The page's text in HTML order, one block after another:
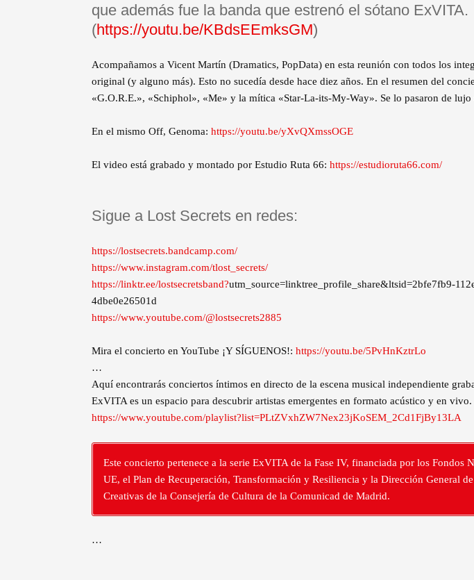
que además fue la banda que estrenó el sótano ExVITA.
(https://youtu.be/KBdsEEmksGM)
Acompañamos a Vicent Martín (Dramatics, PopData) en esta reunión con todos los
original (y alguno más). Esto no sucedía desde hace diez años. En el resumen del
«G.O.R.E.», «Schiphol», «Me» y la mítica «Star-La-its-My-Way». Se lo pasaron de lujo
En el mismo Off, Genoma: https://youtu.be/yXvQXmssOGE
El video está grabado y montado por Estudio Ruta 66: https://estudioruta66.com/
Sigue a Lost Secrets en redes:
https://lostsecrets.bandcamp.com/
https://www.instagram.com/tlost_secrets/
https://linktr.ee/lostsecretsband?utm_source=linktree_profile_share&ltsid=2bfe7fb9-
4dbe0e26501d
https://www.youtube.com/@lostsecrets2885
Mira el concierto en YouTube ¡Y SÍGUENOS!: https://youtu.be/5PvHnKztrLo
…
Aquí encontrarás conciertos íntimos en directo de la escena musical independiente
ExVITA es un espacio para descubrir artistas emergentes en formato acústico y en vivo.
https://www.youtube.com/playlist?list=PLtZVxhZW7Nex23jKoSEM_2Cd1FjBy13LA
Este concierto pertenece a la serie ExVITA de la Fase IV, financiada por los Fondos
UE, el Plan de Recuperación, Transformación y Resiliencia y la Dirección General
Creativas de la Consejería de Cultura de la Comunicad de Madrid.
…